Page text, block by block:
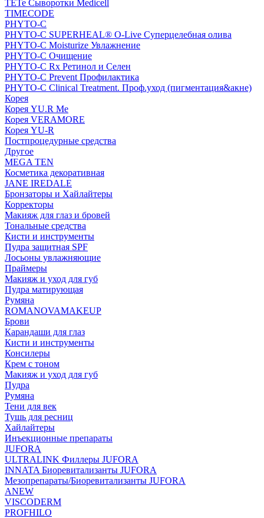
TETe Сыворотки Medicell
TIMECODE
PHYTO-C
PHYTO-C SUPERHEAL® O-Live Суперцелебная олива
PHYTO-C Moisturize Увлажнение
PHYTO-C Очищение
PHYTO-C Rx Ретинол и Селен
PHYTO-C Prevent Профилактика
PHYTO-C Clinical Treatment. Проф.уход (пигментация&акне)
Корея
Корея YU.R Me
Корея VERAMORE
Корея YU-R
Постпроцедурные средства
Другое
MEGA TEN
Косметика декоративная
JANE IREDALE
Бронзаторы и Хайлайтеры
Корректоры
Макияж для глаз и бровей
Тональные средства
Кисти и инструменты
Пудра защитная SPF
Лосьоны увлажняющие
Праймеры
Макияж и уход для губ
Пудра матирующая
Румяна
ROMANOVAMAKEUP
Брови
Карандаши для глаз
Кисти и инструменты
Консилеры
Крем с тоном
Макияж и уход для губ
Пудра
Румяна
Тени для век
Тушь для ресниц
Хайлайтеры
Инъекционные препараты
JUFORA
ULTRALINK Филлеры JUFORA
INNATA Биоревитализанты JUFORA
Мезопрепараты/Биоревитализанты JUFORA
ANEW
VISCODERM
PROFHILO